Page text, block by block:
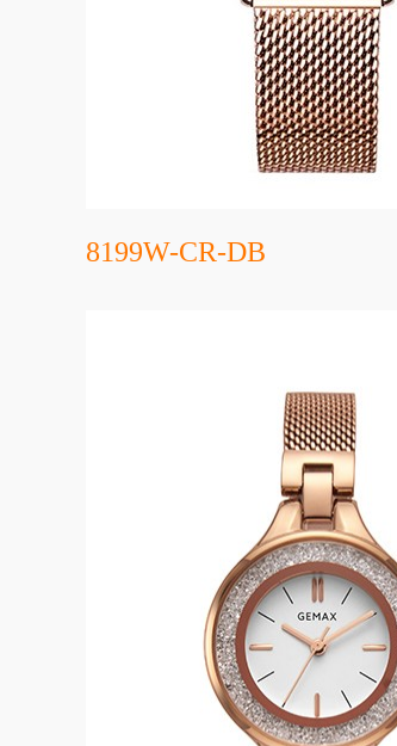
8199W-CR-DB